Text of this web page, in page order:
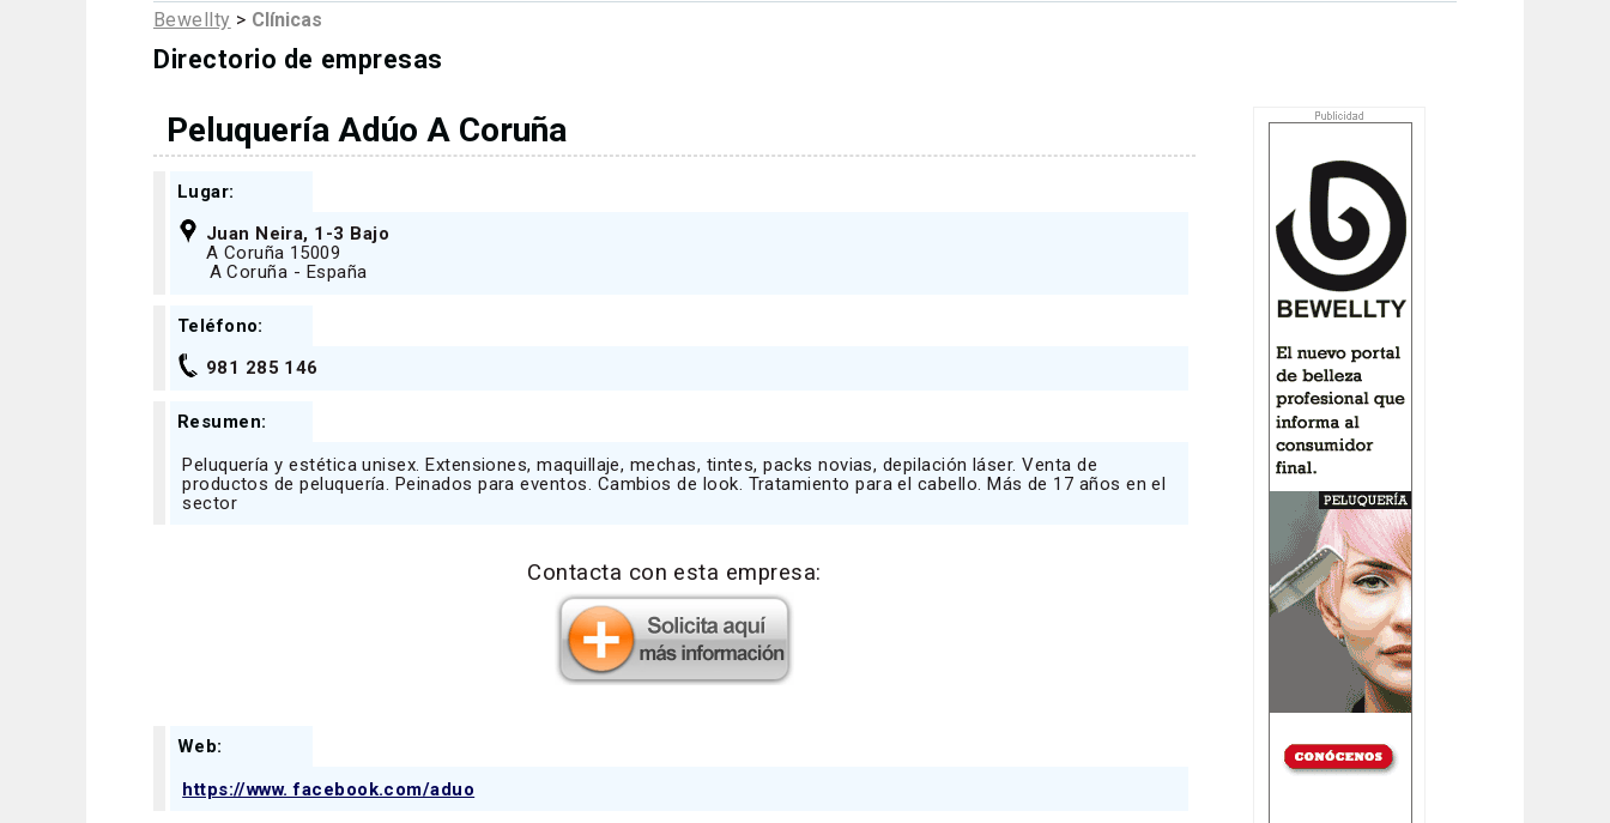
Bewellty > Clínicas
Directorio de empresas
Peluquería Adúo A Coruña
Lugar:
Juan Neira, 1-3 Bajo
A Coruña 15009
A Coruña - España
Teléfono:
981 285 146
Resumen:
Peluquería y estética unisex. Extensiones, maquillaje, mechas, tintes, packs novias, depilación láser. Venta de
productos de peluquería. Peinados para eventos. Cambios de look. Tratamiento para el cabello. Más de 17 años en el
sector
Contacta con esta empresa:
Web:
https://www. facebook.com/aduo